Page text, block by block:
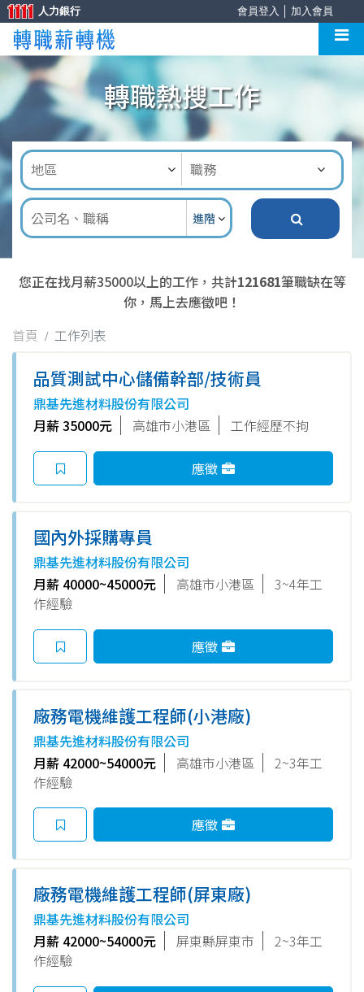
會員登入 加入會員
人力銀行
轉職熱搜工作
進階
您正在找月薪35000以上的工作，共計121681筆職缺在等
你，馬上去應徵吧！
首頁
工作列表
品質測試中心儲備幹部/技術員
鼎基先進材料股份有限公司
月薪 35000元
高雄市小港區 工作經歷不拘
應徵
國內外採購專員
鼎基先進材料股份有限公司
月薪 40000~45000元
高雄市小港區
3~4年工
作經驗
應徵
廠務電機維護工程師(小港廠)
鼎基先進材料股份有限公司
月薪 42000~54000元
高雄市小港區
2~3年工
作經驗
應徵
廠務電機維護工程師(屏東廠)
鼎基先進材料股份有限公司
月薪 42000~54000元
屏東縣屏東市
2~3年工
作經驗